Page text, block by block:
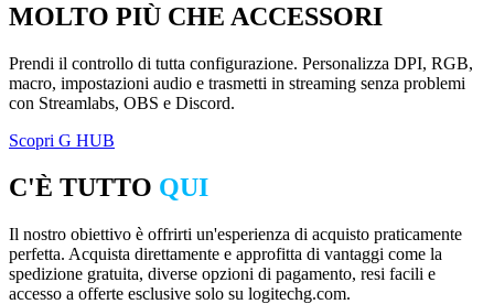
MOLTO PIÙ CHE ACCESSORI
Prendi il controllo di tutta configurazione. Personalizza DPI, RGB,
macro, impostazioni audio e trasmetti in streaming senza problemi
con Streamlabs, OBS e Discord.
Scopri G HUB
C'È TUTTO QUI
Il nostro obiettivo è offrirti un'esperienza di acquisto praticamente
perfetta. Acquista direttamente e approfitta di vantaggi come la
spedizione gratuita, diverse opzioni di pagamento, resi facili e
accesso a offerte esclusive solo su logitechg.com.